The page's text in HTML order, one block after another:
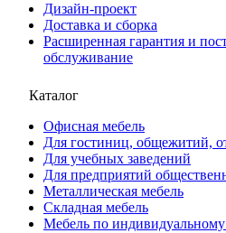
Дизайн-проект
Доставка и сборка
Расширенная гарантия и
обслуживание
Каталог
Офисная мебель
Для гостиниц, общежитий,
Для учебных заведений
Для предприятий
Металлическая мебель
Складная мебель
Мебель по